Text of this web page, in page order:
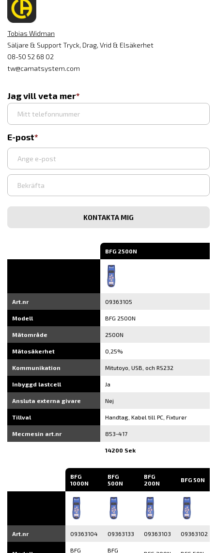
Tobias Widman
Säljare & Support Tryck, Drag, Vrid & Elsäkerhet
08-50 52 68 02
tw@camatsystem.com
Jag vill veta mer
E-post
Ange
e-
Bekräfta
post
BFG 2500N
Art.nr 09363105
Modell BFG 2500N
Mätområde 2500N
Mätosäkerhet 0,25%
Kommunikation Mitutoyo, USB, och RS232
Inbyggd lastcell Ja
Ansluta externa givare Nej
Tillval Handtag, Kabel till PC, Fixturer
Mecmesin art.nr 853-417
14200 Sek
BFG
1000N
BFG
500N
BFG
200N
BFG 50N
Art.nr 09363104 09363133 09363103 09363102
BFG
BFG